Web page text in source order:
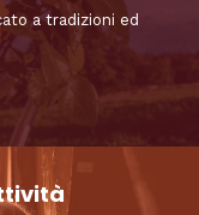
a tradizioni ed